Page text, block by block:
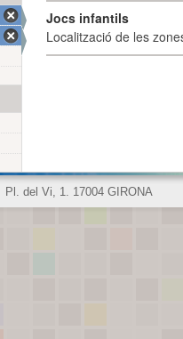
Jocs infantils
Localització de les
Pl. del Vi, 1. 17004 GIRONA